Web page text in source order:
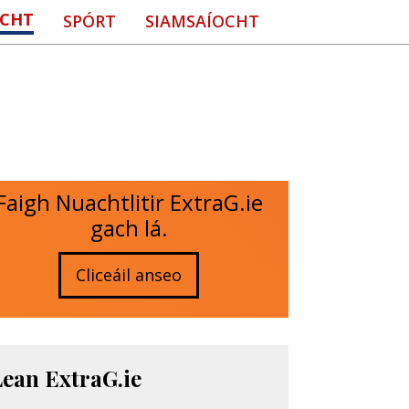
SPÓRT SIAMSAÍOCHT
Nuachtlitir ExtraG.ie
gach lá.
Cliceáil anseo
ExtraG.ie